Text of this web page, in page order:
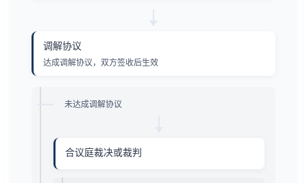
调解协议
达成调解协议，双方签收后生效
未达成调解协议
合议庭裁决或裁判